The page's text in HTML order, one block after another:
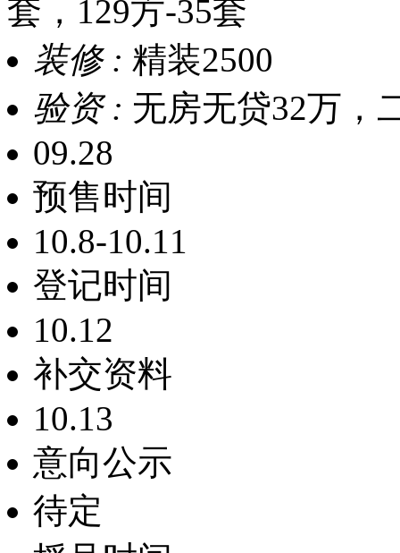
套，129方-35套
装修 : 精装2500
验资 : 无房无贷32万，
09.28
预售时间
10.8-10.11
登记时间
10.12
补交资料
10.13
意向公示
待定